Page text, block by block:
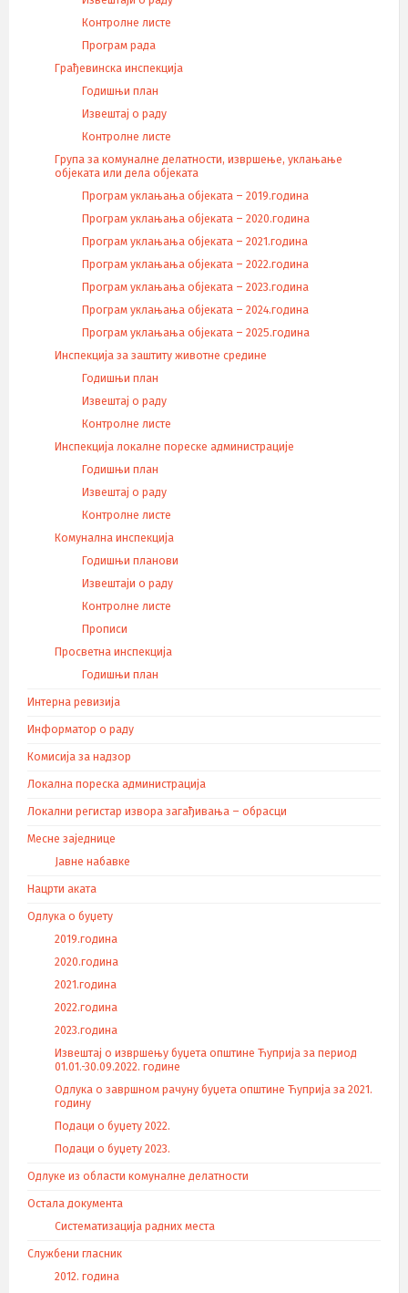
Контролне листе
Програм рада
Грађевинска инспекција
Годишњи план
Извештај о раду
Контролне листе
Група за комуналне делатности, извршење, уклањање
објеката или дела објеката
Програм уклањања објеката – 2019.година
Програм уклањања објеката – 2020.година
Програм уклањања објеката – 2021.година
Програм уклањања објеката – 2022.година
Програм уклањања објеката – 2023.година
Програм уклањања објеката – 2024.година
Програм уклањања објеката – 2025.година
Инспекција за заштиту животне средине
Годишњи план
Извештај о раду
Контролне листе
Инспекција локалне пореске администрације
Годишњи план
Извештај о раду
Контролне листе
Комунална инспекција
Годишњи планови
Извештаји о раду
Контролне листе
Прописи
Просветна инспекција
Годишњи план
Интерна ревизија
Информатор о раду
Комисија за надзор
Локална пореска администрација
Локални регистар извора загађивања – обрасци
Месне заједнице
Јавне набавке
Нацрти аката
Одлука о буџету
2019.година
2020.година
2021.година
2022.година
2023.година
Извештај о извршењу буџета општине Ћуприја за период
01.01.-30.09.2022. године
Одлука о завршном рачуну буџета општине Ћуприја за 2021.
годину
Подаци о буџету 2022.
Подаци о буџету 2023.
Одлуке из области комуналне делатности
Остала документа
Систематизација радних места
Службени гласник
2012. година